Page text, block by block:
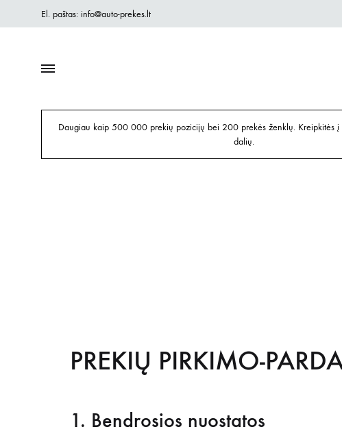
El. paštas: info@auto-prekes.lt
Daugiau kaip 500 000 prekių pozicijų bei 200 prekės ženklų. Kreipkitės į
dalių.
PREKIŲ PIRKIMO-
1. Bendrosios nuostatos